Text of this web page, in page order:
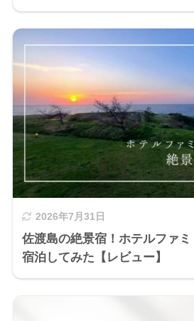
2026年7月31日
佐渡島の絶景宿！ホテルファ
宿泊してみた【レビュー】